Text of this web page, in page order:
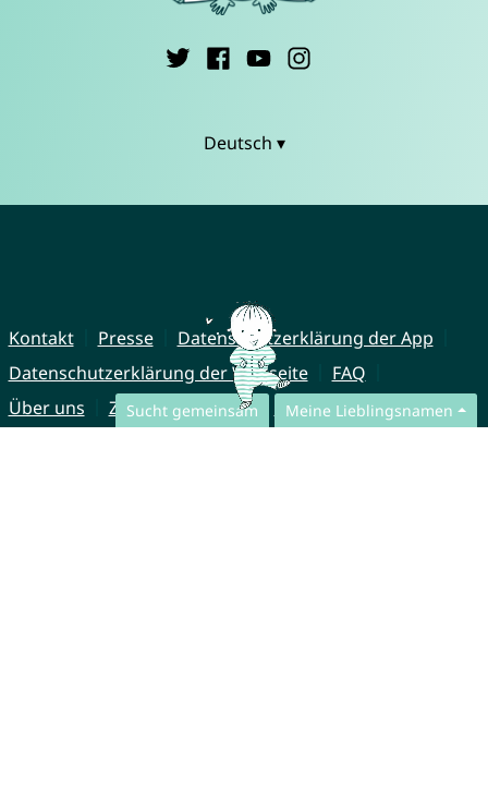
Sucht gemeinsam Meine Lieblingsnamen
Deutsch ▾
Kontakt Presse
Datenschutzerklärung der App
Datenschutzerklärung der Webseite
FAQ
Über uns
Zusammenarbeit Impressum